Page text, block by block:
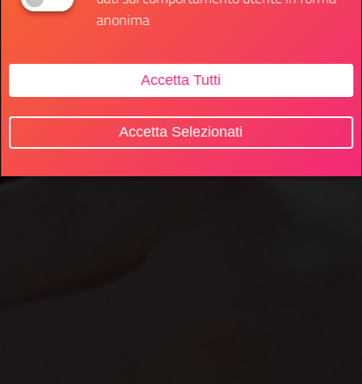
anonima
Accetta Tutti
Accetta Selezionati